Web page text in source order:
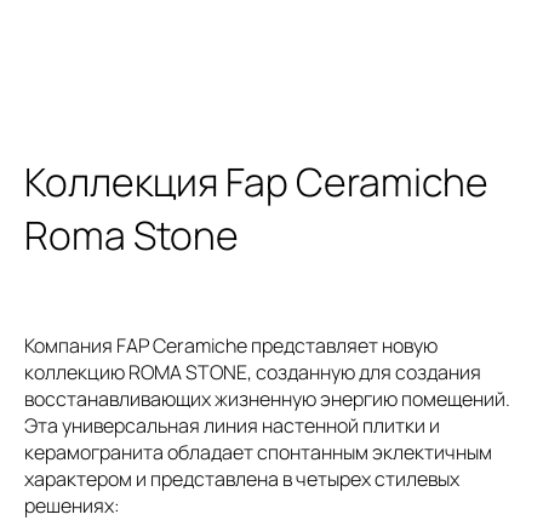
Коллекция Fap Ceramiche
Roma Stone
Компания FAP Ceramiche представляет новую
коллекцию ROMA STONE, созданную для создания
восстанавливающих жизненную энергию помещений.
Эта универсальная линия настенной плитки и
керамогранита обладает спонтанным эклектичным
характером и представлена в четырех стилевых
решениях: